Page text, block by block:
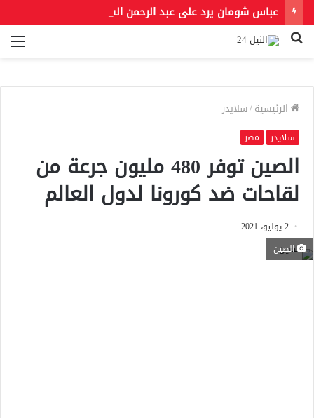
بحث
الرئيسية/سلايدر
سلايدر مصر
الصين توفر 480 مليون جرعة من
لقاحات ضد كورونا لدول العالم
2 يوليو، 2021
الصين